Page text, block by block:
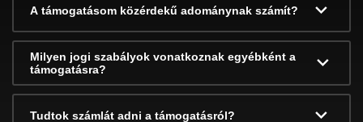
A támogatásom közérdekű adománynak számít?
Milyen jogi szabályok vonatkoznak egyébként a
támogatásra?
Tudtok számlát adni a támogatásról?